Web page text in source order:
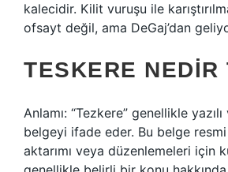
kalecidir. Kilit vuruşu ile
ofsayt değil, ama DeGaj’dan
TESKERE NEDIR
Anlamı: “Tezkere” genellikle
belgeyi ifade eder. Bu belge
aktarımı veya düzenlemeleri için